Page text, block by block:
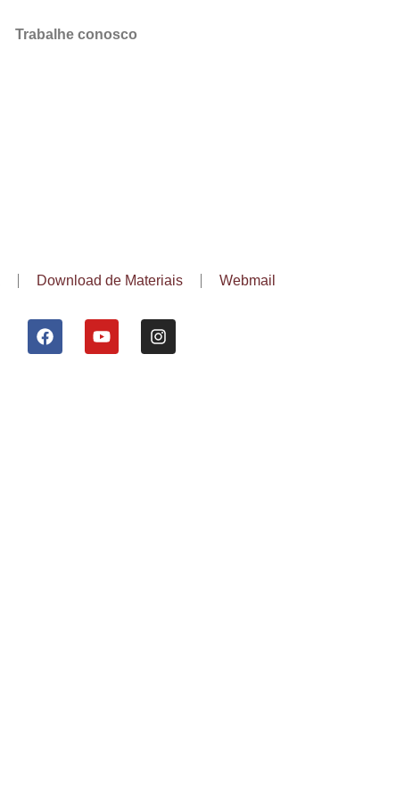
Trabalhe conosco
Download de Materiais Webmail